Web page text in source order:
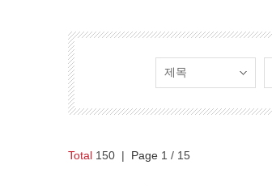
Total 150 Page 1 / 15